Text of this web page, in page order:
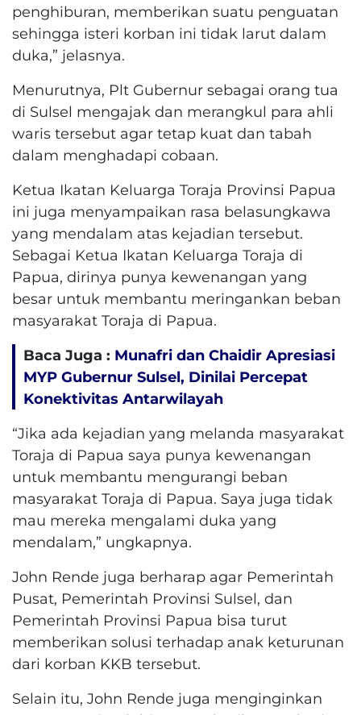
penghiburan, memberikan suatu penguatan
sehingga isteri korban ini tidak larut dalam
duka,” jelasnya.
Menurutnya, Plt Gubernur sebagai orang tua
di Sulsel mengajak dan merangkul para ahli
waris tersebut agar tetap kuat dan tabah
dalam menghadapi cobaan.
Ketua Ikatan Keluarga Toraja Provinsi Papua
ini juga menyampaikan rasa belasungkawa
yang mendalam atas kejadian tersebut.
Sebagai Ketua Ikatan Keluarga Toraja di
Papua, dirinya punya kewenangan yang
besar untuk membantu meringankan beban
masyarakat Toraja di Papua.
Baca Juga : Munafri dan Chaidir Apresiasi
MYP Gubernur Sulsel, Dinilai Percepat
Konektivitas Antarwilayah
“Jika ada kejadian yang melanda masyarakat
Toraja di Papua saya punya kewenangan
untuk membantu mengurangi beban
masyarakat Toraja di Papua. Saya juga tidak
mau mereka mengalami duka yang
mendalam,” ungkapnya.
John Rende juga berharap agar Pemerintah
Pusat, Pemerintah Provinsi Sulsel, dan
Pemerintah Provinsi Papua bisa turut
memberikan solusi terhadap anak keturunan
dari korban KKB tersebut.
Selain itu, John Rende juga menginginkan